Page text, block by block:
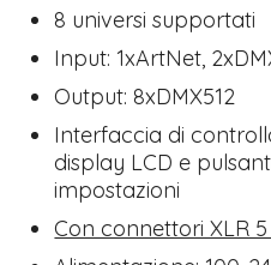
8 universi supportati
Input: 1xArtNet,
Output: 8xDMX512
Interfaccia di
display LCD e
impostazioni
Con connettori XLR